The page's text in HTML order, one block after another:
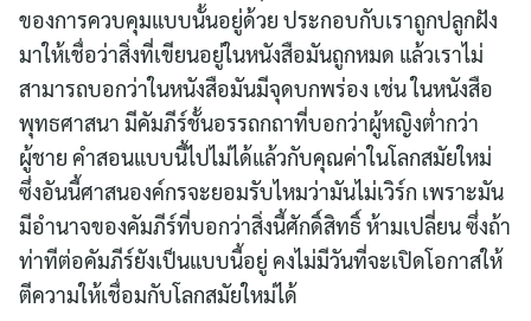
ของการควบคุมแบบนั้นอยู่ด้วย ประกอบกับเราถูกปลูกฝัง
มาให้เชื่อว่าสิ่งที่เขียนอยู่ในหนังสือมันถูกหมด แล้วเราไม่
สามารถบอกว่าในหนังสือมันมีจุดบกพร่อง เช่น ในหนังสือ
พุทธศาสนา มีคัมภีร์ชั้นอรรถกถาที่บอกว่าผู้หญิงต่ำกว่า
ผู้ชาย คำสอนแบบนี้ไปไม่ได้แล้วกับคุณค่าในโลกสมัยใหม่
ซึ่งอันนี้ศาสนองค์กรจะยอมรับไหมว่ามันไม่เวิร์ก เพราะมัน
มีอำนาจของคัมภีร์ที่บอกว่าสิ่งนี้ศักดิ์สิทธิ์ ห้ามเปลี่ยน ซึ่งถ้า
ท่าทีต่อคัมภีร์ยังเป็นแบบนี้อยู่ คงไม่มีวันที่จะเปิดโอกาสให้
ตีความให้เชื่อมกับโลกสมัยใหม่ได้